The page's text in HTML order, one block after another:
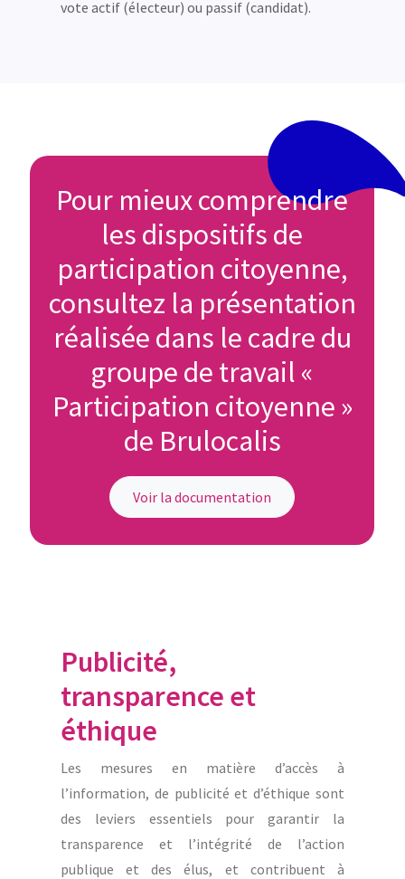
vote actif (électeur) ou passif (candidat).
Pour mieux comprendre
les dispositifs de
participation citoyenne,
consultez la présentation
réalisée dans le cadre du
groupe de travail «
Participation citoyenne »
de Brulocalis
Voir la documentation
Publicité,
transparence et
éthique
Les mesures en matière d’accès à
l’information, de publicité et d’éthique sont
des leviers essentiels pour garantir la
transparence et l’intégrité de l’action
publique et des élus, et contribuent à